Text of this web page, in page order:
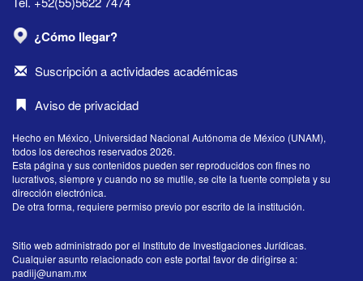
¿Cómo llegar?
Suscripción a actividades académicas
Aviso de privacidad
Hecho en México, Universidad Nacional Autónoma de México (UNAM),
todos los derechos reservados 2026.
Esta página y sus contenidos pueden ser reproducidos con fines no
lucrativos, siempre y cuando no se mutile, se cite la fuente completa y su
dirección electrónica.
De otra forma, requiere permiso previo por escrito de la institución.
Sitio web administrado por el Instituto de Investigaciones Jurídicas.
Cualquier asunto relacionado con este portal favor de dirigirse a:
padiij@unam.mx